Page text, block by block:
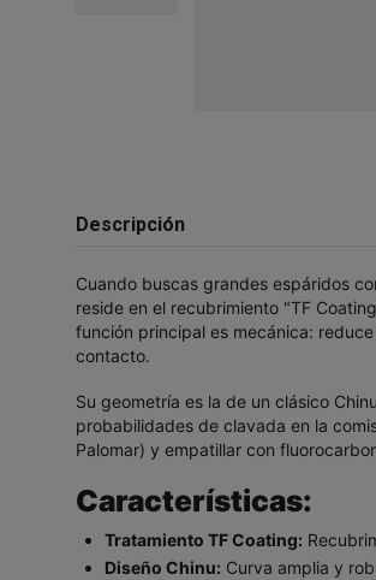
Descripción
Cuando buscas grandes espáridos
reside en el recubrimiento "TF
función principal es mecánica:
contacto.
Su geometría es la de un clásico
probabilidades de clavada en la
Palomar) y empatillar con
Características:
Tratamiento TF Coating:
Diseño Chinu: Curva amplia y